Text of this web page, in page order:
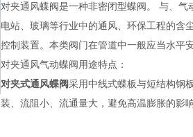
对夹通风蝶阀是一种非密闭型蝶阀。 与、气
电站、玻璃等行业中的通风、环保工程的含
控制装置。本类阀门在管道中一般应当水平安
对夹通风气动蝶阀用途特点：
对夹式通风蝶阀采用中线式蝶板与短结构钢
装、流阻小、流通量大，避免高温膨胀的影